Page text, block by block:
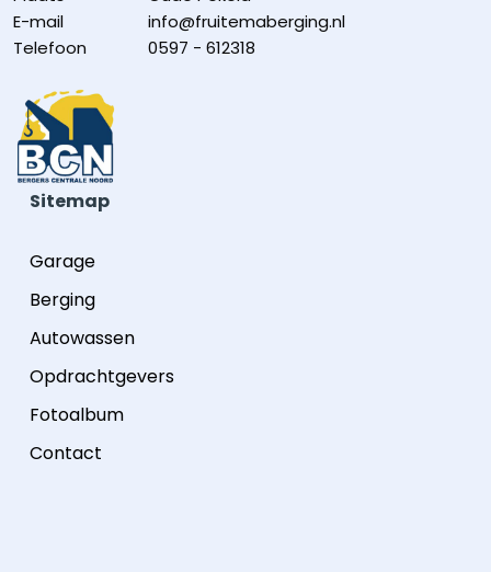
E-mail
info@fruitemaberging.nl
Telefoon
0597 - 612318
Sitemap
Garage
Berging
Autowassen
Opdrachtgevers
Fotoalbum
Contact